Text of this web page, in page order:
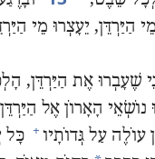
הַיַּרְדֵּן,‏ יֵעָצְרוּ מֵי
שֶׁעָבְרוּ אֶת הַיַּרְדֵּן,‏
נוֹשְׂאֵי הָאָרוֹן אֶל
עַל גְּדוֹתָיו + כָּל